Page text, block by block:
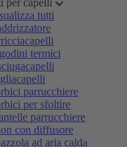
per capelli
tutti
termici
parrucchiere
per sfoltire
parrucchiere
con diffusore
ad aria calda